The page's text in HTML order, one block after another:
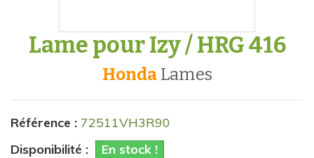
Lame pour Izy / HRG 416
Honda lames
Référence : 72511VH3R90
Disponibilité :
En stock !